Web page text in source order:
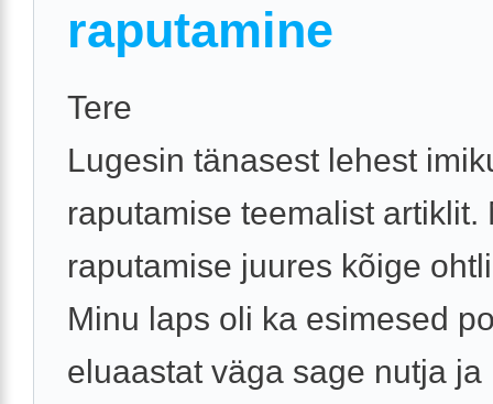
raputamine
Tere
Lugesin tänasest lehest
raputamise teemalist artiklit.
raputamise juures kõige
Minu laps oli ka esimesed
eluaastat väga sage nutja ja